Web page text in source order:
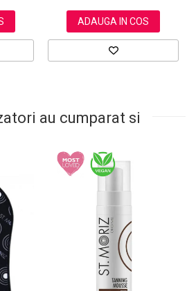
ADAUGA IN COS
au cumparat si